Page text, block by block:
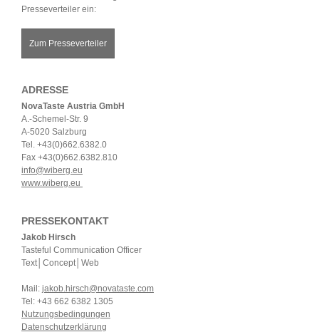
Presseverteiler ein:
Zum Presseverteiler
ADRESSE
NovaTaste Austria GmbH
A.-Schemel-Str. 9
A-5020 Salzburg
Tel. +43(0)662.6382.0
Fax +43(0)662.6382.810
info@wiberg.eu
www.wiberg.eu
PRESSEKONTAKT
Jakob Hirsch
Tasteful Communication Officer
Text│Concept│Web
Mail: jakob.hirsch@novataste.com
Tel: +43 662 6382 1305
Nutzungsbedingungen
Datenschutzerklärung